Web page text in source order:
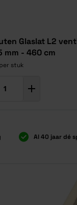
Glaslat L2
mm - 460 cm
per stuk
Al 40 jaar dé